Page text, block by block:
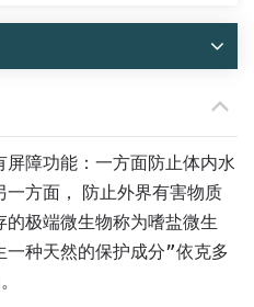
障功能：一方面防止体内水
方面，
防止外界有害物质
的极端微生物称为嗜盐微生
种天然的保护成分”依克多